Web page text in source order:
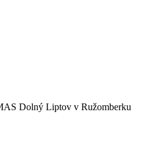
Dolný Liptov v Ružomberku